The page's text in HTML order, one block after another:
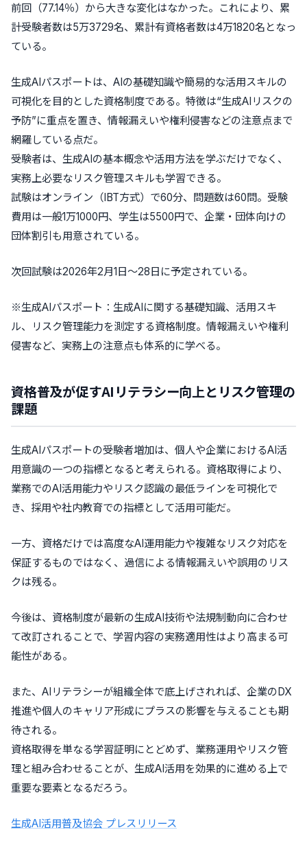
前回（77.14％）から大きな変化はなかった。これにより、累
計受験者数は5万3729名、累計有資格者数は4万1820名となっ
ている。
生成AIパスポートは、AIの基礎知識や簡易的な活用スキルの
可視化を目的とした資格制度である。特徴は“生成AIリスクの
予防”に重点を置き、情報漏えいや権利侵害などの注意点まで
網羅している点だ。
受験者は、生成AIの基本概念や活用方法を学ぶだけでなく、
実務上必要なリスク管理スキルも学習できる。
試験はオンライン（IBT方式）で60分、問題数は60問。受験
費用は一般1万1000円、学生は5500円で、企業・団体向けの
団体割引も用意されている。
次回試験は2026年2月1日～28日に予定されている。
※生成AIパスポート：生成AIに関する基礎知識、活用スキ
ル、リスク管理能力を測定する資格制度。情報漏えいや権利
侵害など、実務上の注意点も体系的に学べる。
資格普及が促すAIリテラシー向上とリスク管理の
課題
生成AIパスポートの受験者増加は、個人や企業におけるAI活
用意識の一つの指標となると考えられる。資格取得により、
業務でのAI活用能力やリスク認識の最低ラインを可視化で
き、採用や社内教育での指標として活用可能だ。
一方、資格だけでは高度なAI運用能力や複雑なリスク対応を
保証するものではなく、過信による情報漏えいや誤用のリス
クは残る。
今後は、資格制度が最新の生成AI技術や法規制動向に合わせ
て改訂されることで、学習内容の実務適用性はより高まる可
能性がある。
また、AIリテラシーが組織全体で底上げされれば、企業のDX
推進や個人のキャリア形成にプラスの影響を与えることも期
待される。
資格取得を単なる学習証明にとどめず、業務運用やリスク管
理と組み合わせることが、生成AI活用を効果的に進める上で
重要な要素となるだろう。
生成AI活用普及協会 プレスリリース